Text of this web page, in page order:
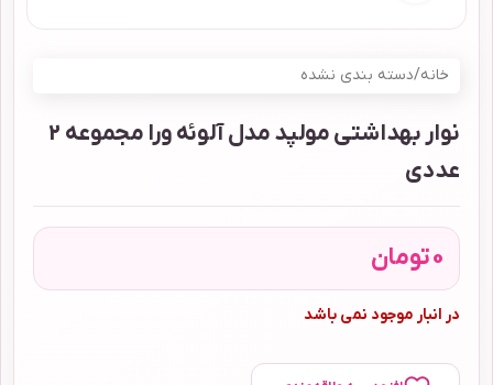
خانه/دسته بندی نشده
نوار بهداشتی مولپد مدل آلوئه ورا مجموعه 2
عددی
0تومان
در انبار موجود نمی باشد